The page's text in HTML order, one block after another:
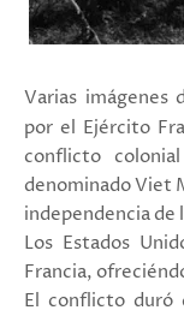
Varias imágenes
por el Ejército
conflicto
denominado Viet
independencia de
Los Estados
Francia,
El conflicto duró